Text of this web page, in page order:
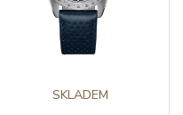
SKLADEM